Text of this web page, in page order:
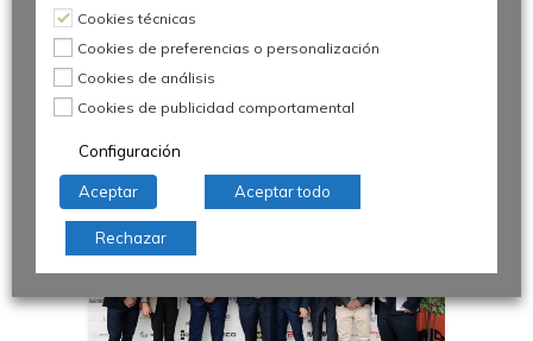
Cookies técnicas
Cookies de preferencias o personalización
Cookies de análisis
Cookies de publicidad comportamental
Configuración
Aceptar Aceptar todo
Rechazar